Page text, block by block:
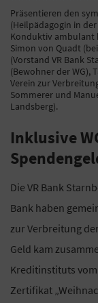
Präsentieren den
(Heilpädagogin in
Konduktiv ambulant
Simon von Quadt
(Vorstand VR Bank
(Bewohner der WG),
Verein zur
Sommerer und
Landsberg).
Inklusive
Die VR Bank
Bank haben
zur Verbreitung
Geld kam
Kreditinstituts vom
Zertifikat